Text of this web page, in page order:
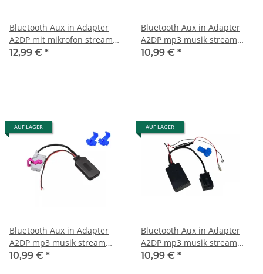
Bluetooth Aux in Adapter
A2DP mit mikrofon stream
passend für vw rns510 mp3
12,99 € *
Bluetooth Aux in Adapter
A2DP mp3 musik stream
passend für Audi AMI MMI
10,99 € *
AUF LAGER
Bluetooth Aux in Adapter
A2DP mp3 musik stream
passend für Audi RNS-E
10,99 € *
AUF LAGER
Bluetooth Aux in Adapter
A2DP mp3 musik stream
passend für BMW E60 E63
10,99 € *